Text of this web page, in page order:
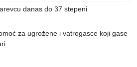
danas do 37 stepeni
za ugrožene i vatrogasce koji gase